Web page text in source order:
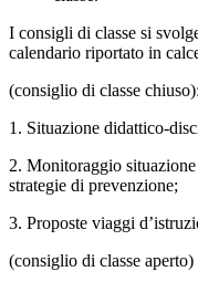
I consigli di classe si
calendario riportato in
(consiglio di classe chiuso):
1. Situazione didattico-
2. Monitoraggio
strategie di prevenzione;
3. Proposte viaggi
(consiglio di classe aperto)